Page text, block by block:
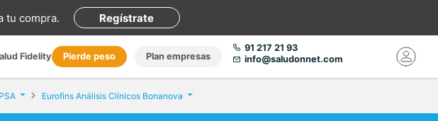
tu compra. Regístrate
Fidelity Pierde peso Plan empresas
91 217 21 93
info@saludonnet.com
Eurofins Análisis Clínicos Bonanova